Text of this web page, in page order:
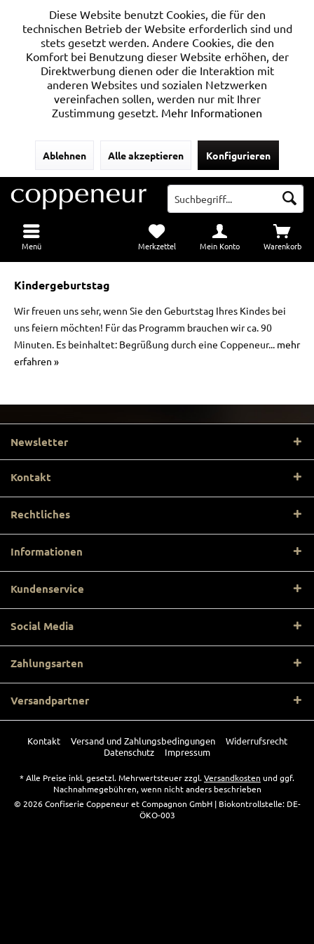
Diese Website benutzt Cookies, die für den
technischen Betrieb der Website erforderlich sind und
stets gesetzt werden. Andere Cookies, die den
Komfort bei Benutzung dieser Website erhöhen, der
Direktwerbung dienen oder die Interaktion mit
anderen Websites und sozialen Netzwerken
vereinfachen sollen, werden nur mit Ihrer
Zustimmung gesetzt. Mehr Informationen
Ablehnen Alle akzeptieren Konfigurieren
Menü Warenkorb
Merkzettel Mein Konto
Kindergeburtstag
Wir freuen uns sehr, wenn Sie den Geburtstag Ihres Kindes bei
uns feiern möchten! Für das Programm brauchen wir ca. 90
Minuten. Es beinhaltet: Begrüßung durch eine Coppeneur... mehr
erfahren »
Newsletter
Kontakt
Rechtliches
Informationen
Kundenservice
Social Media
Zahlungsarten
Versandpartner
Kontakt Versand und Zahlungsbedingungen
Widerrufsrecht
Datenschutz
Impressum
* Alle Preise inkl. gesetzl. Mehrwertsteuer zzgl.Versandkosten und ggf.
Nachnahmegebühren, wenn nicht anders beschrieben
© 2026 Confiserie Coppeneur et Compagnon GmbH | Biokontrollstelle: DE-
ÖKO-003